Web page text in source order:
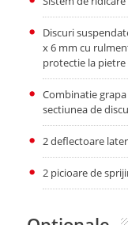
Discuri
х 6 mm cu
protectie la
Combinatie
sectiunea de
2 deflectoare
2 picioare de